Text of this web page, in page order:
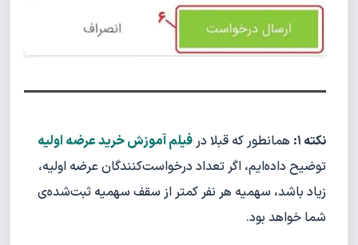
نکته ۱: همانطور که قبلا درفیلم آموزش خرید عرضه اولیه
توضیح داده‌ایم، اگر تعداد درخواست‌کنندگان عرضه اولیه،
زیاد باشد، سهمیه هر نفر کمتر از سقف سهمیه ثبت‌شده‌ی
شما خواهد بود.